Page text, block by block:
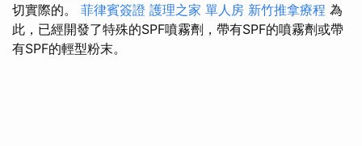
切實際的。 菲律賓簽證 護理之家 單人房 新竹推拿療程 為
此，已經開發了特殊的SPF噴霧劑，帶有SPF的噴霧劑或帶
有SPF的輕型粉末。